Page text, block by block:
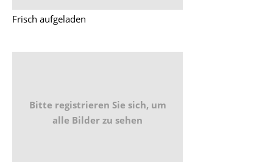
Frisch aufgeladen
Bitte registrieren Sie sich, um
alle Bilder zu sehen